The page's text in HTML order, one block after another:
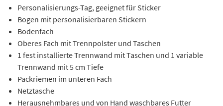
Personalisierungs-Tag, geeignet für Sticker
Bogen mit personalisierbaren Stickern
Bodenfach
Oberes Fach mit Trennpolster und Taschen
1 fest installierte Trennwand mit Taschen und 1 variable
Trennwand mit 5 cm Tiefe
Packriemen im unteren Fach
Netztasche
Herausnehmbares und von Hand waschbares Futter